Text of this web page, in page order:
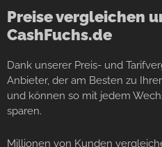
Preise vergleichen
CashFuchs.de
Dank unserer Preis- und
Anbieter, der am Besten zu
und können so mit jedem
sparen.
Millionen von Kunden